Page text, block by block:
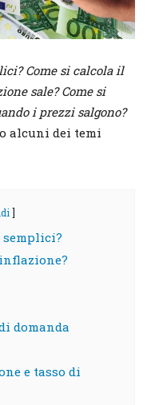
Come si calcola il
sale?Come si
i prezzi salgono?
alcuni dei temi
semplici?
domanda
e tasso di